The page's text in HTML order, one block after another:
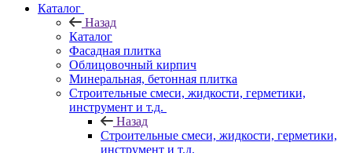
Каталог
Назад
Каталог
Фасадная плитка
Облицовочный кирпич
Минеральная, бетонная плитка
Строительные смеси, жидкости, герметики,
инструмент и т.д.
Назад
Строительные смеси, жидкости, герметики,
инструмент и т.д.